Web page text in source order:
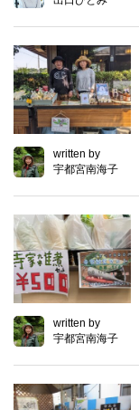
written by
宇都宮南海子
written by
宇都宮南海子